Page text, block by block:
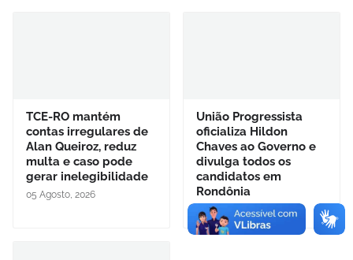
TCE-RO mantém
contas irregulares de
Alan Queiroz, reduz
multa e caso pode
gerar inelegibilidade
05 Agosto, 2026
União Progressista
oficializa Hildon
Chaves ao Governo e
divulga todos os
candidatos em
Rondônia
05 Agosto, 2026